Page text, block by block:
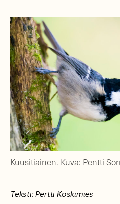
Kuusitiainen. Kuva: Pentti
Teksti: Pertti Koskimies